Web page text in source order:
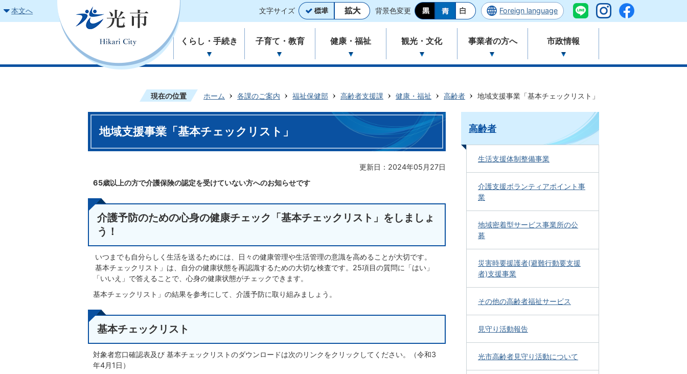
本文へ 文字サイズ 背景色変更 Foreign language
くらし・手続き 子育て・教育 健康・福祉 観光・文化 事業者の方へ 市政情報
現在の位置 ホーム 各課のご案内 福祉保健部 高齢者支援課 健康・福祉 高齢者 地域支援事業「基本チェックリスト」
地域支援事業「基本チェックリスト」
更新日：2024年05月27日
65歳以上の方で介護保険の認定を受けていない方へのお知らせです
介護予防のための心身の健康チェック「基本チェックリスト」をしましょ
う！
いつまでも自分らしく生活を送るためには、日々の健康管理や生活管理の意識を高めることが大切です。
基本チェックリスト」は、自分の健康状態を再認識するための大切な検査です。25項目の質問に「はい」
「いいえ」で答えることで、心身の健康状態がチェックできます。
基本チェックリスト」の結果を参考にして、介護予防に取り組みましょう。
基本チェックリスト
対象者窓口確認表及び 基本チェックリストのダウンロードは次のリンクをクリックしてください。（令和3
年4月1日）
高齢者
生活支援体制整備事業
介護支援ボランティアポイント事
業
地域密着型サービス事業所の公
募
災害時要援護者(避難行動要支援
者)支援事業
その他の高齢者福祉サービス
見守り活動報告
光市高齢者見守り活動について